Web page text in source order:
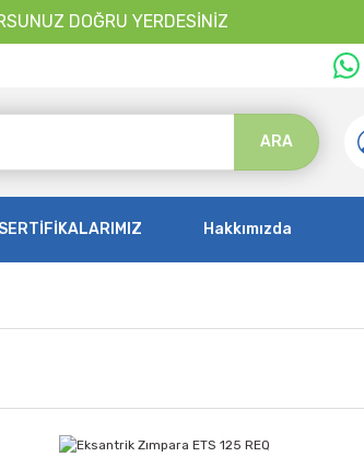
DOĞRU YERDESİNİZ
ARA
Hakkımızda